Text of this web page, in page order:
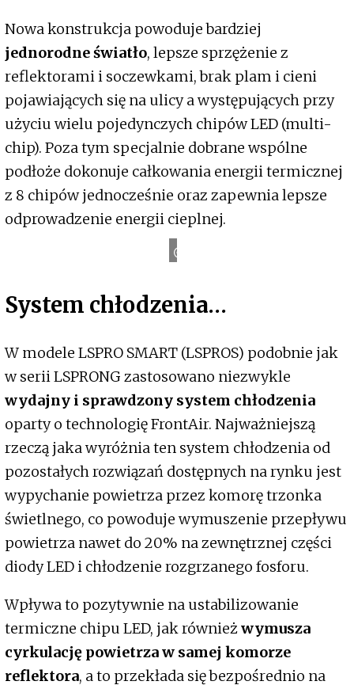
Nowa konstrukcja powoduje bardziej
jednorodne światło, lepsze sprzężenie z
reflektorami i soczewkami, brak plam i cieni
pojawiających się na ulicy a występujących przy
użyciu wielu pojedynczych chipów LED (multi-
chip). Poza tym specjalnie dobrane wspólne
podłoże dokonuje całkowania energii termicznej
z 8 chipów jednocześnie oraz zapewnia lepsze
odprowadzenie energii cieplnej.
System chłodzenia…
W modele LSPRO SMART (LSPROS) podobnie jak
w serii LSPRONG zastosowano niezwykle
wydajny i sprawdzony system chłodzenia
oparty o technologię FrontAir. Najważniejszą
rzeczą jaka wyróżnia ten system chłodzenia od
pozostałych rozwiązań dostępnych na rynku jest
wypychanie powietrza przez komorę trzonka
świetlnego, co powoduje wymuszenie przepływu
powietrza nawet do 20% na zewnętrznej części
diody LED i chłodzenie rozgrzanego fosforu.
Wpływa to pozytywnie na ustabilizowanie
termiczne chipu LED, jak równieżwymusza
cyrkulację powietrza w samej komorze
reflektora, a to przekłada się bezpośrednio na